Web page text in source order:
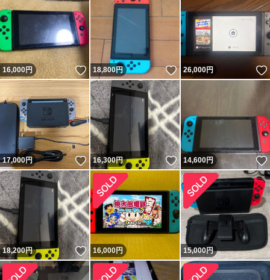
16,000円 いいね！
18,800円 いいね！
26,000円
17,000円 いいね！
16,300円 いいね！
14,600円
18,200円 いいね！
16,000円 15,000円